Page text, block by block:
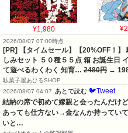
¥1,980
2026/08/07 07:00時点
[PR] 【タイムセール】【20%OFF！】
しみセット ５０種５５点 箱 お誕生日
て遊べるわくわく 知育… 2480円 →
駄菓子屋あひるSHOP
2026/08/07 04:07
あとで読む 🐦Tweet
結納の席で初めて嫁親と会ったんだけ
あっても仕方ない→金なんか持ってい
いと…